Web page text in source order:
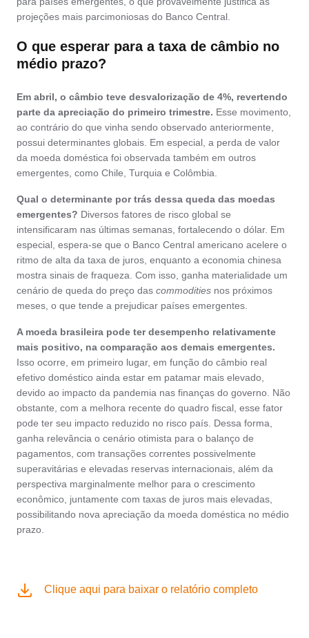
projeções mais parcimoniosas do Banco Central.
O que esperar para a taxa de câmbio no
médio prazo?
Em abril, o câmbio teve desvalorização de 4%, revertendo
parte da apreciação do primeiro trimestre. Esse movimento,
ao contrário do que vinha sendo observado anteriormente,
possui determinantes globais. Em especial, a perda de valor
da moeda doméstica foi observada também em outros
emergentes, como Chile, Turquia e Colômbia.
Qual o determinante por trás dessa queda das moedas
emergentes? Diversos fatores de risco global se
intensificaram nas últimas semanas, fortalecendo o dólar. Em
especial, espera-se que o Banco Central americano acelere o
ritmo de alta da taxa de juros, enquanto a economia chinesa
mostra sinais de fraqueza. Com isso, ganha materialidade um
cenário de queda do preço das commodities nos próximos
meses, o que tende a prejudicar países emergentes.
A moeda brasileira pode ter desempenho relativamente
mais positivo, na comparação aos demais emergentes.
Isso ocorre, em primeiro lugar, em função do câmbio real
efetivo doméstico ainda estar em patamar mais elevado,
devido ao impacto da pandemia nas finanças do governo. Não
obstante, com a melhora recente do quadro fiscal, esse fator
pode ter seu impacto reduzido no risco país. Dessa forma,
ganha relevância o cenário otimista para o balanço de
pagamentos, com transações correntes possivelmente
superavitárias e elevadas reservas internacionais, além da
perspectiva marginalmente melhor para o crescimento
econômico, juntamente com taxas de juros mais elevadas,
possibilitando nova apreciação da moeda doméstica no médio
prazo.
Clique aqui para baixar o relatório completo